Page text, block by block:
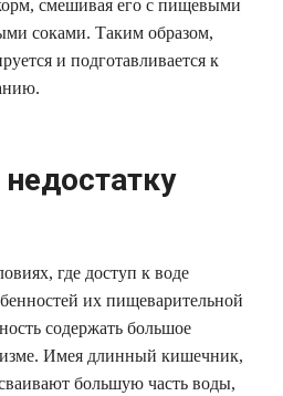
смешивая его с пищевыми
соками. Таким образом,
и подготавливается к
где доступ к воде
их пищеварительной
содержать большое
Имея длинный кишечник,
большую часть воды,